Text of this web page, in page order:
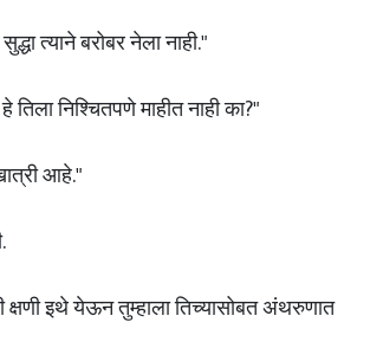
त्याने बरोबर नेला नाही."
निश्चितपणे माहीत नाही का?"
आहे."
क्षणी इथे येऊन तुम्हाला तिच्यासोबत अंथरुणात